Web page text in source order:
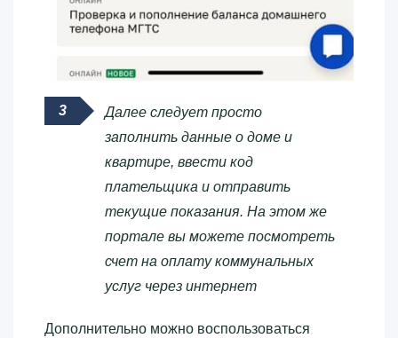
Далее следует просто
заполнить данные о доме и
квартире, ввести код
плательщика и отправить
текущие показания. На этом же
портале вы можете посмотреть
счет на оплату коммунальных
услуг через интернет
Дополнительно можно воспользоваться